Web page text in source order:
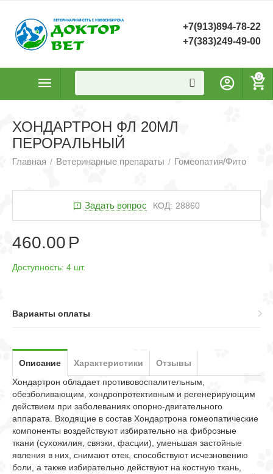
+7(913)894-78-22
+7(383)249-49-00
0
ХОНДАРТРОН ФЛ 20МЛ
ПЕРОРАЛЬНЫЙ
Главная / Ветеринарные препараты / Гомеопатия/Фито
Задать вопрос КОД: 28860
460.00 Р
Доступность: 4 шт.
Варианты оплаты
Описание Характеристики
Отзывы
Хондартрон обладает противовоспалительным,
обезболивающим, хондропротективным и регенерирующим
действием при заболеваниях опорно-двигательного
аппарата. Входящие в состав Хондартрона гомеопатические
компоненты воздействуют избирательно на фиброзные
ткани (сухожилия, связки, фасции), уменьшая застойные
явления в них, снимают отек, способствуют исчезновению
боли, а также избирательно действуют на костную ткань,